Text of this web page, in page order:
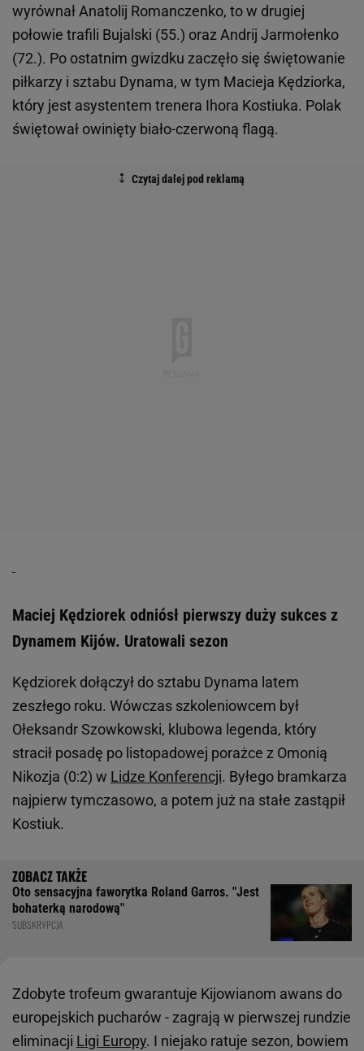
wyrównał Anatolij Romanczenko, to w drugiej
połowie trafili Bujalski (55.) oraz Andrij Jarmołenko
(72.). Po ostatnim gwizdku zaczęło się świętowanie
piłkarzy i sztabu Dynama, w tym Macieja Kędziorka,
który jest asystentem trenera Ihora Kostiuka. Polak
świętował owinięty biało-czerwoną flagą.
Maciej Kędziorek odniósł pierwszy duży sukces z
Dynamem Kijów. Uratowali sezon
Kędziorek dołączył do sztabu Dynama latem
zeszłego roku. Wówczas szkoleniowcem był
Ołeksandr Szowkowski, klubowa legenda, który
stracił posadę po listopadowej porażce z Omonią
Nikozja (0:2) w Lidze Konferencji. Byłego bramkarza
najpierw tymczasowo, a potem już na stałe zastąpił
Kostiuk.
Oto sensacyjna faworytka Roland Garros. "Jest
bohaterką narodową"
SUBSKRYPCJA
Zdobyte trofeum gwarantuje Kijowianom awans do
europejskich pucharów - zagrają w pierwszej rundzie
eliminacji Ligi Europy. I niejako ratuje sezon, bowiem